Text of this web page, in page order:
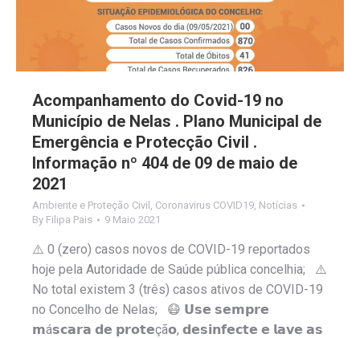
Acompanhamento do Covid-19 no
Município de Nelas . Plano Municipal de
Emergência e Protecção Civil .
Informação nº 404 de 09 de maio de
2021
Ambiente e Proteção Civil Coronavirus COVID19 Notícias
By Filipa Pais 9 Maio 2021
⚠️ 0 (zero) casos novos de COVID-19 reportados
hoje pela Autoridade de Saúde pública concelhia; ⚠️
No total existem 3 (três) casos ativos de COVID-19
no Concelho de Nelas; 😷 𝗨𝘀𝗲 𝘀𝗲𝗺𝗽𝗿𝗲
𝗺á𝘀𝗰𝗮𝗿𝗮 𝗱𝗲 𝗽𝗿𝗼𝘁𝗲çã𝗼, 𝗱𝗲𝘀𝗶𝗻𝗳𝗲𝗰𝘁𝗲 𝗲 𝗹𝗮𝘃𝗲 𝗮𝘀